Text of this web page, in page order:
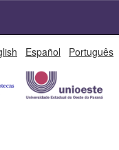
Español Português